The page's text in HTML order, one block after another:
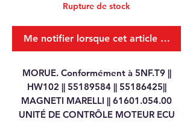
Rupture de stock
Me notifier lorsque cet article est
MORUE. Conformément à 5NF.T9 ||
HW102 || 55189584 || 55186425||
MAGNETI MARELLI || 61601.054.00
UNITÉ DE CONTRÔLE MOTEUR ECU